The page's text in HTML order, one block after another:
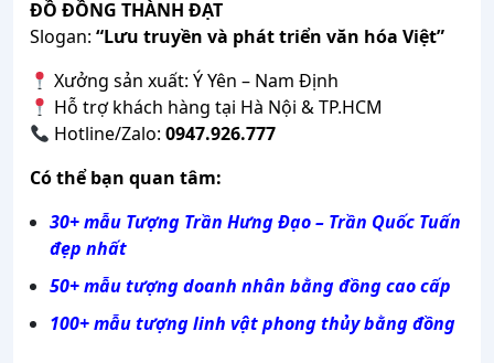
ĐỒ ĐỒNG THÀNH ĐẠT
Slogan: “Lưu truyền và phát triển văn hóa Việt”
Xưởng sản xuất: Ý Yên – Nam Định
Hỗ trợ khách hàng tại Hà Nội & TP.HCM
Hotline/Zalo:0947.926.777
Có thể bạn quan tâm:
30+ mẫu Tượng Trần Hưng Đạo – Trần Quốc Tuấn
đẹp nhất
50+ mẫu tượng doanh nhân bằng đồng cao cấp
100+ mẫu tượng linh vật phong thủy bằng đồng